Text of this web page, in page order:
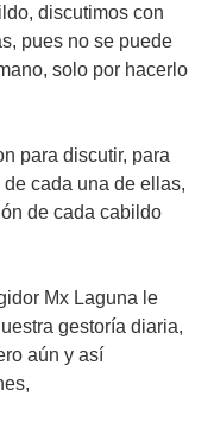
discutimos con
pues no se puede
solo por hacerlo
para discutir, para
cada una de ellas,
de cada cabildo
Mx Laguna le
gestoría diaria,
aún y así